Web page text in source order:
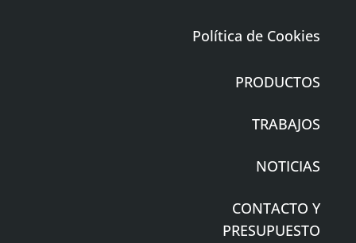
Política de Cookies
PRODUCTOS
TRABAJOS
NOTICIAS
CONTACTO Y
PRESUPUESTO